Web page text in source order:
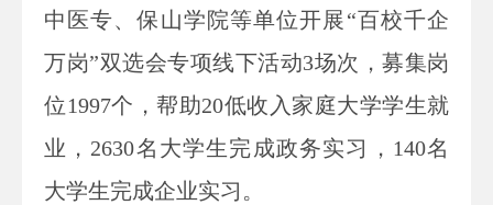
中医专、保山学院等单位开展“百校千企
万岗”双选会专项线下活动3场次，募集岗
位1997个，帮助20低收入家庭大学学生就
业，2630名大学生完成政务实习，140名
大学生完成企业实习。